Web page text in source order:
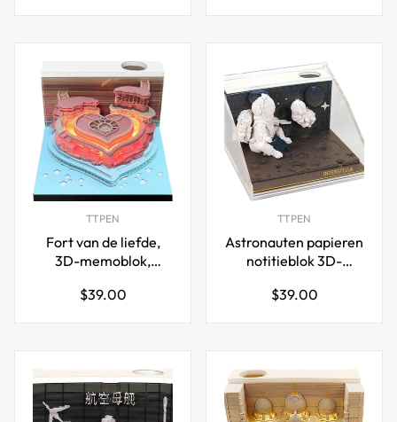
TTPEN
Fort van de liefde,
3D-memoblok,
roze
Normale
$39.00
TTPEN
Astronauten papieren
notitieblok 3D-
pennenhouder
Normale
$39.00